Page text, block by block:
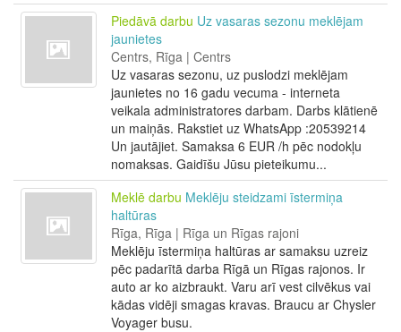
Piedāvā darbu Uz vasaras sezonu meklējam
jaunietes
Centrs, Rīga | Centrs
Uz vasaras sezonu, uz puslodzi meklējam
jaunietes no 16 gadu vecuma - interneta
veikala administratores darbam. Darbs klātienē
un maiņās. Rakstiet uz WhatsApp :20539214
Un jautājiet. Samaksa 6 EUR /h pēc nodokļu
nomaksas. Gaidīšu Jūsu pieteikumu...
Meklē darbu Meklēju steidzami īstermiņa
haltūras
Rīga, Rīga | Rīga un Rīgas rajoni
Meklēju īstermiņa haltūras ar samaksu uzreiz
pēc padarītā darba Rīgā un Rīgas rajonos. Ir
auto ar ko aizbraukt. Varu arī vest cilvēkus vai
kādas vidēji smagas kravas. Braucu ar Chysler
Voyager busu.